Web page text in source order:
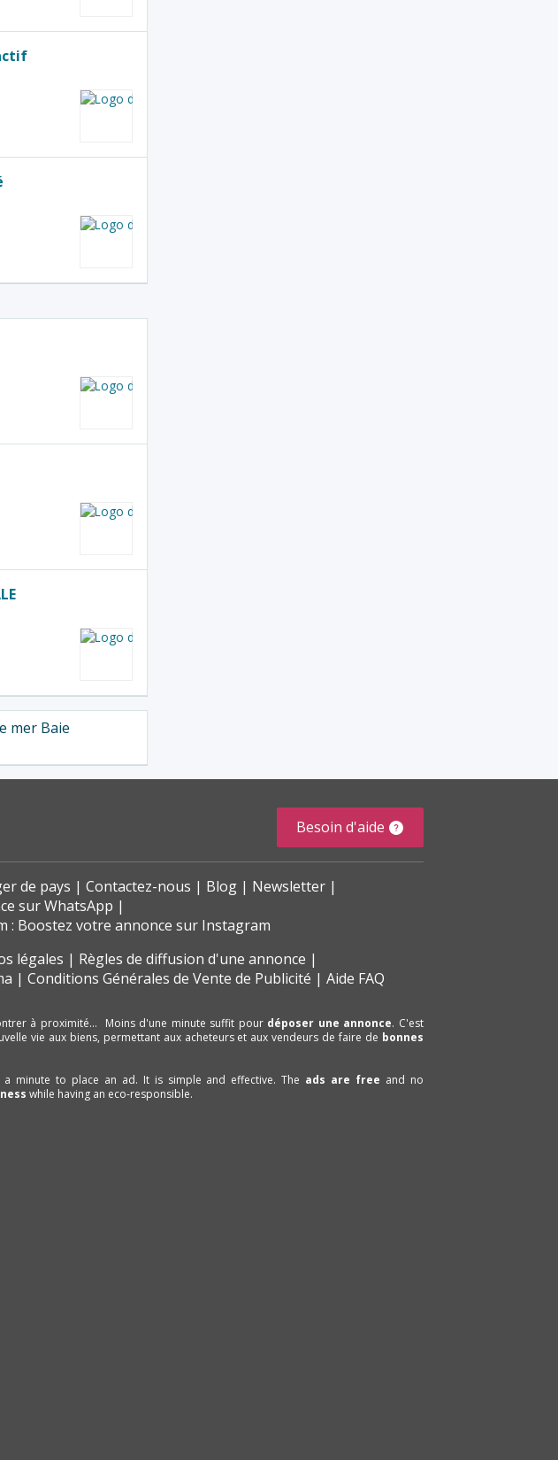
mer Baie
Besoin d'aide
de pays Contactez-nous Blog
Newsletter
sur WhatsApp
: Boostez votre annonce sur Instagram
légales
Règles de diffusion d'une annonce
Conditions Générales de Vente de Publicité Aide FAQ
à proximité… Moins d'une minute suffit pour déposer une annonce. C'est
vie aux biens, permettant aux acheteurs et aux vendeurs de faire de bonnes
minute to place an ad. It is simple and effective. The ads are free and no
while having an eco-responsible.